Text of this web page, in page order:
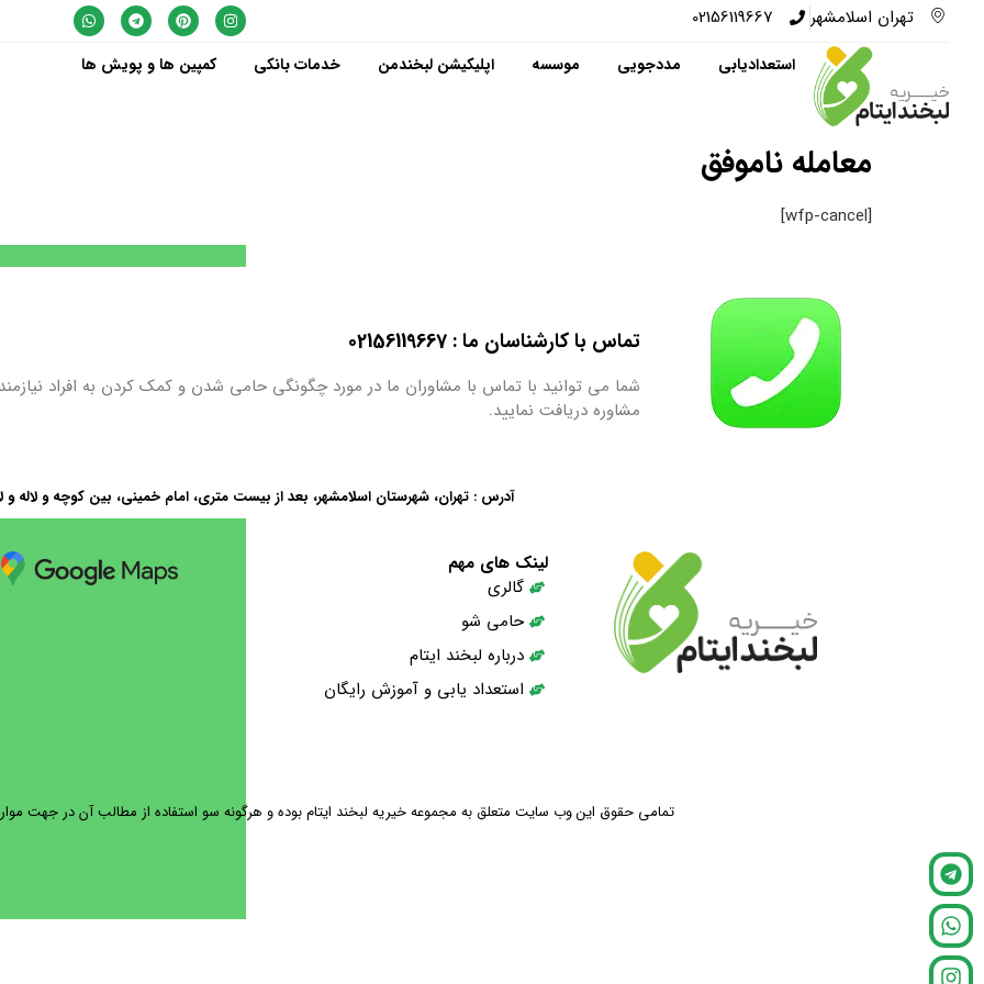
تهران اسلامشهر 02156119667
استعدادیابی مددجویی موسسه اپلیکیشن لبخندمن خدمات بانکی کمپین ها و پویش ها
معامله ناموفق
[wfp-cancel]
تماس با کارشناسان ما : 02156119667
شما می توانید با تماس با مشاوران ما در مورد چگونگی حامی شدن و کمک کردن به افراد نیازمند
مشاوره دریافت نمایید.
آدرس : تهران، شهرستان اسلامشهر، بعد از بیست متری، امام خمینی، بین کوچه و لاله و
لینک های مهم
گالری
حامی شو
درباره لبخند ایتام
استعداد یابی و آموزش رایگان
تمامی حقوق این وب سایت متعلق به مجموعه خیریه لبخند ایتام بوده و هرگونه سو استفاده از مطالب آن در جهت موارد